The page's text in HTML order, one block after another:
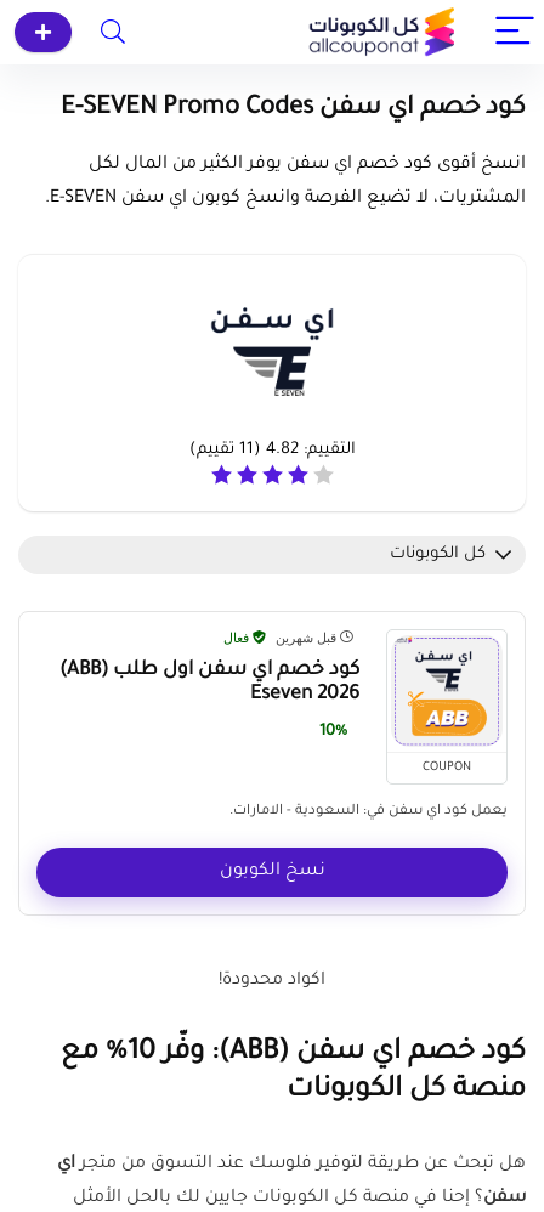
كود خصم اي سفن E-SEVEN Promo Codes
انسخ أقوى كود خصم اي سفن يوفر الكثير من المال لكل
المشتريات، لا تضيع الفرصة وانسخ كوبون اي سفن E-SEVEN.
التقييم:4.82
(
11 تقييم)
كل الكوبونات
COUPON
قبل شهرين فعال
كود خصم اي سفن اول طلب (ABB)
Eseven 2026
10%
يعمل كود اي سفن في: السعودية - الامارات.
نسخ الكوبون
اكواد محدودة!
كود خصم اي سفن (ABB): وفّر 10% مع
منصة كل الكوبونات
هل تبحث عن طريقة لتوفير فلوسك عند التسوق من متجراي
سفن؟ إحنا في منصة كل الكوبونات جايين لك بالحل الأمثل